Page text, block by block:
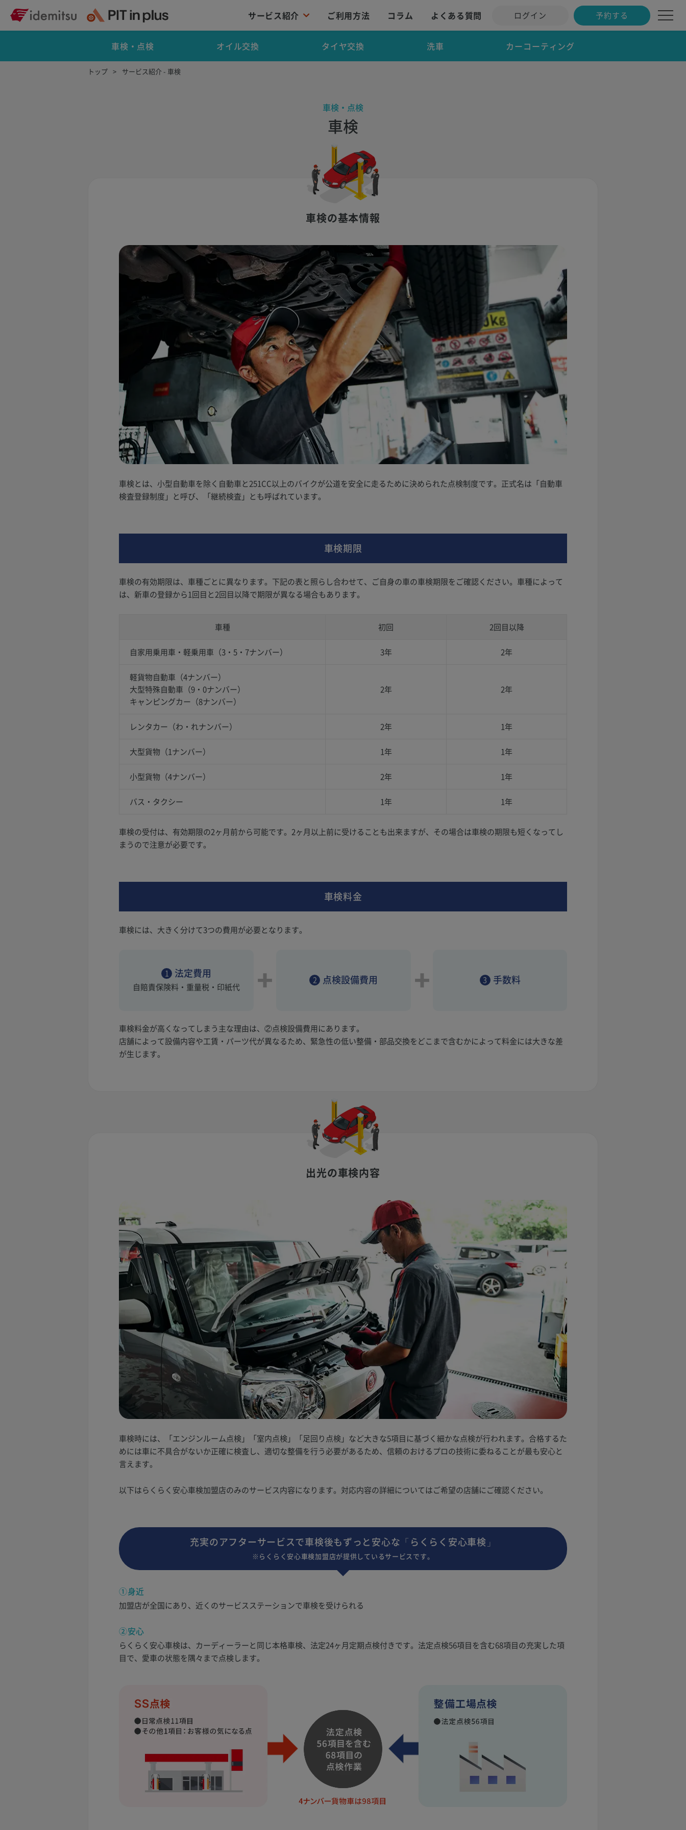
サービス紹介 ご利用方法 コラム よくある質問 ログイン 予約する
車検・点検 オイル交換 タイヤ交換 洗車 カーコーティング
トップ サービス紹介 - 車検
車検・点検
車検
車検の基本情報
車検とは、小型自動車を除く自動車と251CC以上のバイクが公道を安全に走るために決められた点検制度です。正式名は「自動車
検査登録制度」と呼び、「継続検査」とも呼ばれています。
車検期限
車検の有効期限は、車種ごとに異なります。下記の表と照らし合わせて、ご自身の車の車検期限をご確認ください。車種によって
は、新車の登録から1回目と2回目以降で期限が異なる場合もあります。
車種 初回 2回目以降
自家用乗用車・軽乗用車（3・5・7ナンバー） 3年 2年
軽貨物自動車（4ナンバー）
大型特殊自動車（9・0ナンバー）
キャンピングカー（8ナンバー）
2年 2年
レンタカー（わ・れナンバー） 2年 1年
大型貨物（1ナンバー） 1年 1年
小型貨物（4ナンバー） 2年 1年
バス・タクシー 1年 1年
車検の受付は、有効期限の2ヶ月前から可能です。2ヶ月以上前に受けることも出来ますが、その場合は車検の期限も短くなってし
まうので注意が必要です。
車検料金
車検には、大きく分けて3つの費用が必要となります。
1 法定費用
自賠責保険料・重量税・印紙代
2 点検設備費用 3 手数料
車検料金が高くなってしまう主な理由は、②点検設備費用にあります。
店舗によって設備内容や工賃・パーツ代が異なるため、緊急性の低い整備・部品交換をどこまで含むかによって料金には大きな差
が生じます。
出光の車検内容
車検時には、「エンジンルーム点検」「室内点検」「足回り点検」など大きな5項目に基づく細かな点検が行われます。合格するた
めには車に不具合がないか正確に検査し、適切な整備を行う必要があるため、信頼のおけるプロの技術に委ねることが最も安心と
言えます。
以下はらくらく安心車検加盟店のみのサービス内容になります。対応内容の詳細についてはご希望の店舗にご確認ください。
充実のアフターサービスで車検後もずっと安心な「らくらく安心車検」
※らくらく安心車検加盟店が提供しているサービスです。
①身近
加盟店が全国にあり、近くのサービスステーションで車検を受けられる
②安心
らくらく安心車検は、カーディーラーと同じ本格車検、法定24ヶ月定期点検付きです。法定点検56項目を含む68項目の充実した項
目で、愛車の状態を隅々まで点検します。